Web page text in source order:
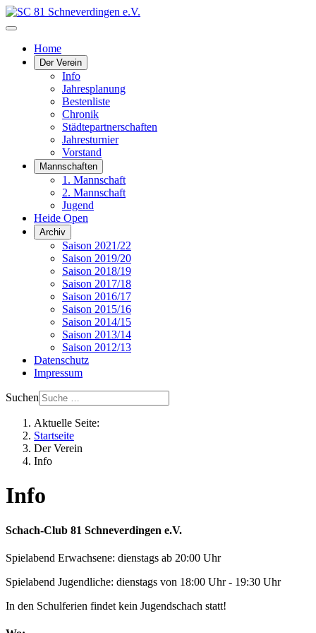
Home
Der Verein
Info
Jahresplanung
Bestenliste
Chronik
Städtepartnerschaften
Jahresturnier
Vorstand
Mannschaften
1. Mannschaft
2. Mannschaft
Jugend
Heide Open
Archiv
Saison 2021/22
Saison 2019/20
Saison 2018/19
Saison 2017/18
Saison 2016/17
Saison 2015/16
Saison 2014/15
Saison 2013/14
Saison 2012/13
Datenschutz
Impressum
Suchen
Aktuelle Seite:
Startseite
Der Verein
Info
Info
Schach-Club 81 Schneverdingen e.V.
Spielabend Erwachsene: dienstags ab 20:00 Uhr
Spielabend Jugendliche: dienstags von 18:00 Uhr - 19:30 Uhr
In den Schulferien findet kein Jugendschach statt!